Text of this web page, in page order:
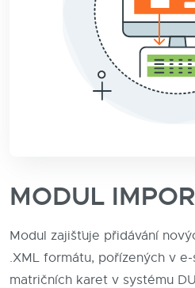
MODUL
Modul zajišťuje přidávání
.XML formátu, pořízených v
matričních karet v systému